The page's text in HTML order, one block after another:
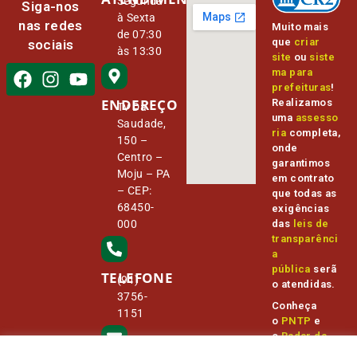
Siga-nos
nas redes
sociais
à Sexta
de 07:30
às 13:30
ENDEREÇO
Tv Da
Saudade,
150 –
Centro –
Moju – PA
– CEP:
68450-
000
TELEFONE
(91)
3756-
1151
Muito mais
que criar
site ou siste
ma para
prefeituras!
Realizamos
uma assesso
ria completa,
onde
garantimos
em contrato
que todas as
exigências
das leis de
transparênci
a
pública serã
o atendidas.
Conheça
o PNTP e
oRadar da